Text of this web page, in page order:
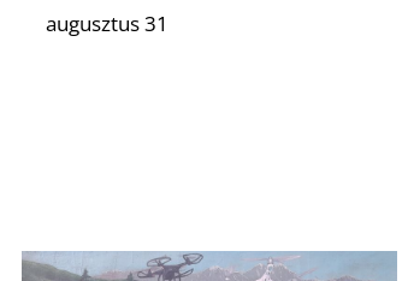
augusztus 31